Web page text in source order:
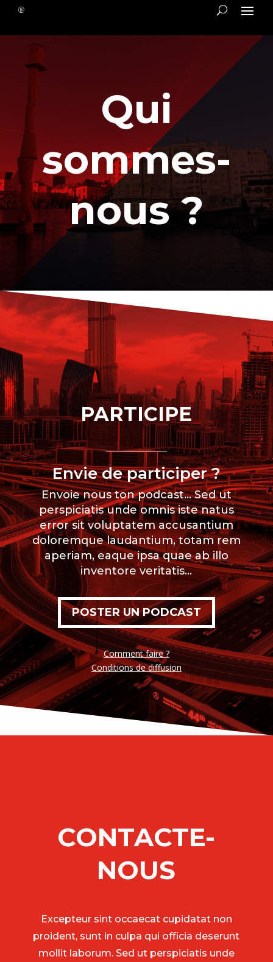
Qui
sommes-
nous ?
PARTICIPE
Envie de participer ?
Envoie nous ton podcast… Sed ut
perspiciatis unde omnis iste natus
error sit voluptatem accusantium
doloremque laudantium, totam rem
aperiam, eaque ipsa quae ab illo
inventore veritatis…
POSTER UN PODCAST
Comment faire ?
Conditions de diffusion
CONTACTE-
NOUS
Excepteur sint occaecat cupidatat non
proident, sunt in culpa qui officia deserunt
mollit laborum. Sed ut perspiciatis unde